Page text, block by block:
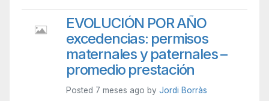
EVOLUCIÓN POR AÑO
excedencias: permisos
maternales y paternales –
promedio prestación
Posted 7 meses ago by Jordi Borràs